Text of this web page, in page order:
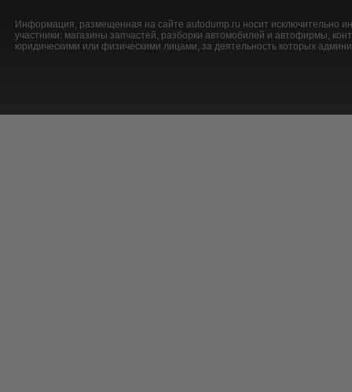
Информация, размещенная на сайте autodump.ru носит исключительно
участники: магазины запчастей, разборки автомобилей и автофирмы,
юридическими или физическими лицами, за деятельность которых